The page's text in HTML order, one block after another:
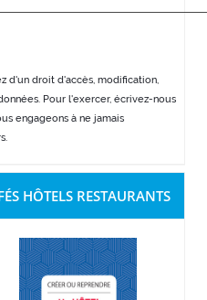
d'un droit d'accès, modification,
Pour l'exercer, écrivez-nous
engageons à ne jamais
HÔTELS RESTAURANTS